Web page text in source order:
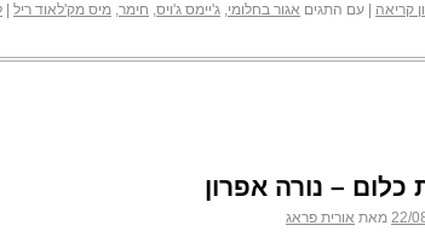
קריאה עם התגים אגור בחלומי, ג'יימס ג'ויס, חימר, מיס מק'לאוד ריל
כלום – נורה אפרון
22/ מאת אורית פראג